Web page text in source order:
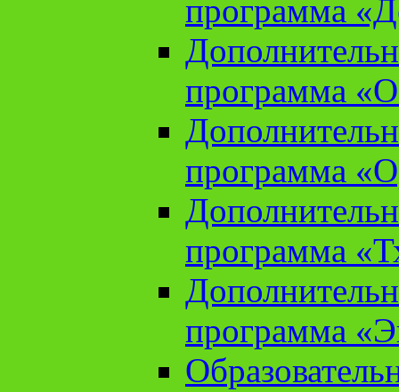
программа
программа
программа
программа
программа